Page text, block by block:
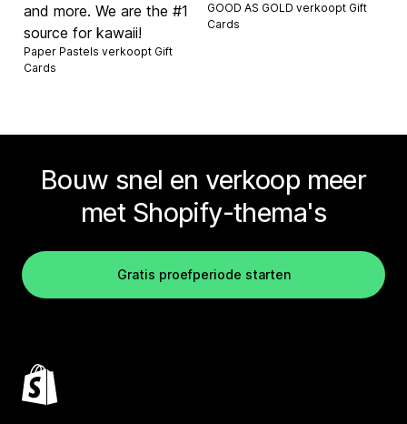
and more. We are the #1
source for kawaii!
Paper Pastels verkoopt Gift
Cards
GOOD AS GOLD verkoopt Gift
Cards
Bouw snel en verkoop meer
met Shopify-thema's
Gratis proefperiode starten